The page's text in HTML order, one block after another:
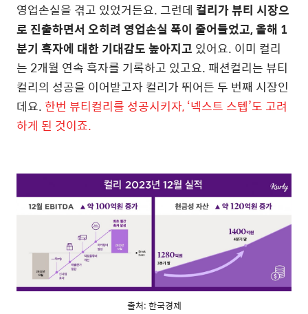
영업손실을 겪고 있었거든요. 그런데 컬리가 뷰티 시장으
로 진출하면서 오히려 영업손실 폭이 줄어들었고, 올해 1
분기 흑자에 대한 기대감도 높아지고 있어요. 이미 컬리
는 2개월 연속 흑자를 기록하고 있고요. 패션컬리는 뷰티
컬리의 성공을 이어받고자 컬리가 뛰어든 두 번째 시장인
데요. 한번 뷰티컬리를 성공시키자, ‘넥스트 스텝’도 고려
하게 된 것이죠.
출처: 한국경제